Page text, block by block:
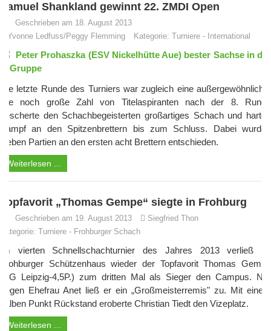
Samuel Shankland gewinnt 22. ZMDI Open
Geschrieben am 18. August 2013
Yvonne Ledfuss/Peggy Flemming
Kategorie: Turniere - International
Peter Prohaszka (ESV Nickelhütte Aue) bester Sachse in der
A-Gruppe
Die letzte Runde des Turniers war zugleich eine außergewöhnliche.
Die noch große Zahl von Titelaspiranten nach der 8. Runde
bescherte den Schachbegeisterten großartiges Schach und harten
Kampf an den Spitzenbrettern bis zum Schluss. Dabei wurden
sieben Partien an den ersten acht Brettern entschieden.
Weiterlesen ...
Topfavorit „Thomas Gempe“ siegte in Frohburg
Geschrieben am 19. August 2013
Siegfried Thon
Kategorie: Turniere - Frohburger Schach
Im vierten Schnellschachturnier des Jahres 2013 verließ im
Frohburger Schützenhaus wieder der Topfavorit Thomas Gempe
(SG Leipzig-4,5P.) zum dritten Mal als Sieger den Campus. Nur
gegen Ehefrau Anet ließ er ein „Großmeisterremis" zu. Mit einem
halben Punkt Rückstand eroberte Christian Tiedt den Vizeplatz.
Weiterlesen ...